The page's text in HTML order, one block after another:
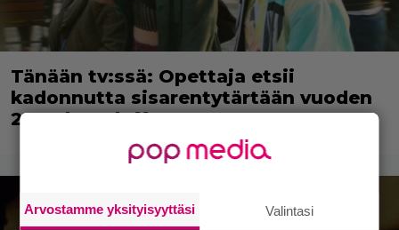
Tänään tv:ssä: Opettaja etsii
kadonnutta sisarentytärtään vuoden
2024 laatuleffassa
Arvostamme yksityisyyttäsi Valintasi